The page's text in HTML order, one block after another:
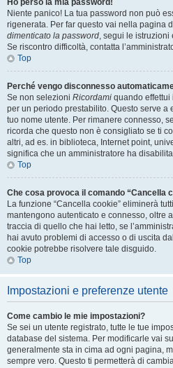
Ho perso la mia password!
Niente panico! La tua password non può
rigenerata. Per far questo vai nella pagina
dimenticato la password, segui le istruzioni
Se riscontro difficoltà, contatta
Top
Perché vengo disconnesso
Se non selezioni Ricordami quando effettui
per un periodo prestabilito. Questo serve a
tuo nome utente. Per rimanere connesso,
ricorda che questo non è consigliato se ti
altri, ad es. in biblioteca, Internet point,
significa che un amministratore ha
Top
Che cosa provoca il comando “Cancella
La funzione “Cancella cookie” eliminerà
mantengono autenticato e connesso, oltre
traccia di quello che hai letto, se
hai avuto problemi di accesso o di uscita
cookie potrebbe risolvere tale disguido.
Top
Impostazioni e preferenze utente
Come cambio le mie impostazioni?
Se sei un utente registrato, tutte le tue
database del sistema. Per modificarle vai
generalmente sta in cima ad ogni pagina,
sempre vero. Questo ti permetterà di